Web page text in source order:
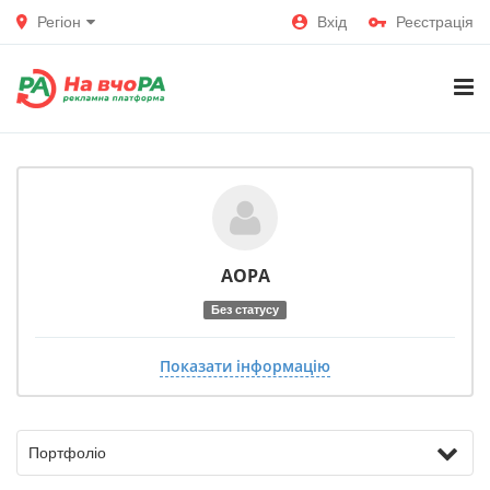
Регіон Вхід Реєстрація
АОРА
Без статусу
Показати інформацію
Портфоліо